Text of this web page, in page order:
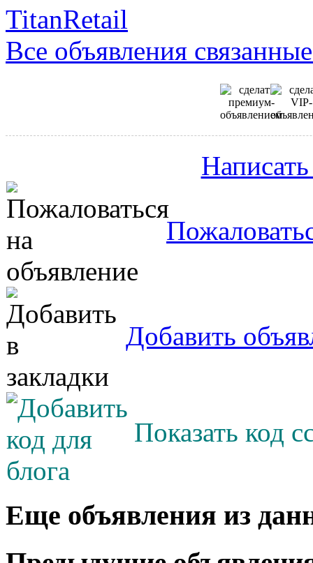
TitanRetail
Все объявления
Добавить
Показать код
Еще объявления из